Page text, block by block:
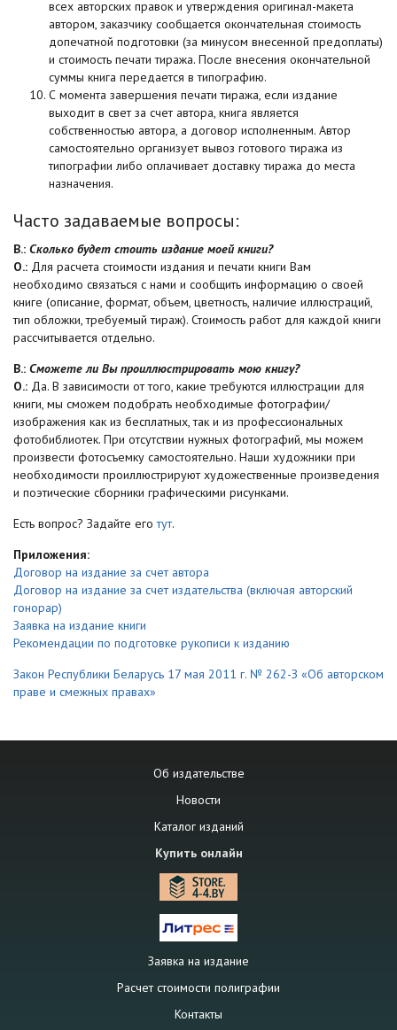
всех авторских правок и утверждения оригинал-макета
автором, заказчику сообщается окончательная стоимость
допечатной подготовки (за минусом внесенной предоплаты)
и стоимость печати тиража. После внесения окончательной
суммы книга передается в типографию.
С момента завершения печати тиража, если издание
выходит в свет за счет автора, книга является
собственностью автора, а договор исполненным. Автор
самостоятельно организует вывоз готового тиража из
типографии либо оплачивает доставку тиража до места
назначения.
Часто задаваемые вопросы:
В.: Сколько будет стоить издание моей книги?
О.: Для расчета стоимости издания и печати книги Вам
необходимо связаться с нами и сообщить информацию о своей
книге (описание, формат, объем, цветность, наличие иллюстраций,
тип обложки, требуемый тираж). Стоимость работ для каждой книги
рассчитывается отдельно.
В.: Сможете ли Вы проиллюстрировать мою книгу?
О.: Да. В зависимости от того, какие требуются иллюстрации для
книги, мы сможем подобрать необходимые фотографии/
изображения как из бесплатных, так и из профессиональных
фотобиблиотек. При отсутствии нужных фотографий, мы можем
произвести фотосъемку самостоятельно. Наши художники при
необходимости проиллюстрируют художественные произведения
и поэтические сборники графическими рисунками.
Есть вопрос? Задайте еготут.
Приложения:
Договор на издание за счет автора
Договор на издание за счет издательства (включая авторский
гонорар)
Заявка на издание книги
Рекомендации по подготовке рукописи к изданию
Закон Республики Беларусь 17 мая 2011 г. № 262-З «Об авторском
праве и смежных правах»
Об издательстве
Новости
Каталог изданий
Купить онлайн
Заявка на издание
Расчет стоимости полиграфии
Контакты